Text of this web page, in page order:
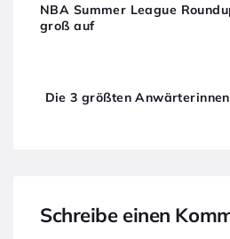
NBA Summer League
groß auf
Die 3 größten
Schreibe einen